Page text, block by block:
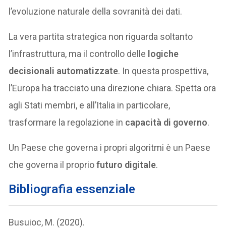
l’evoluzione naturale della sovranità dei dati.
La vera partita strategica non riguarda soltanto
l’infrastruttura, ma il controllo delle logiche
decisionali automatizzate. In questa prospettiva,
l’Europa ha tracciato una direzione chiara. Spetta ora
agli Stati membri, e all’Italia in particolare,
trasformare la regolazione in capacità di governo.
Un Paese che governa i propri algoritmi è un Paese
che governa il propriofuturo digitale.
Bibliografia essenziale
Busuioc, M. (2020).